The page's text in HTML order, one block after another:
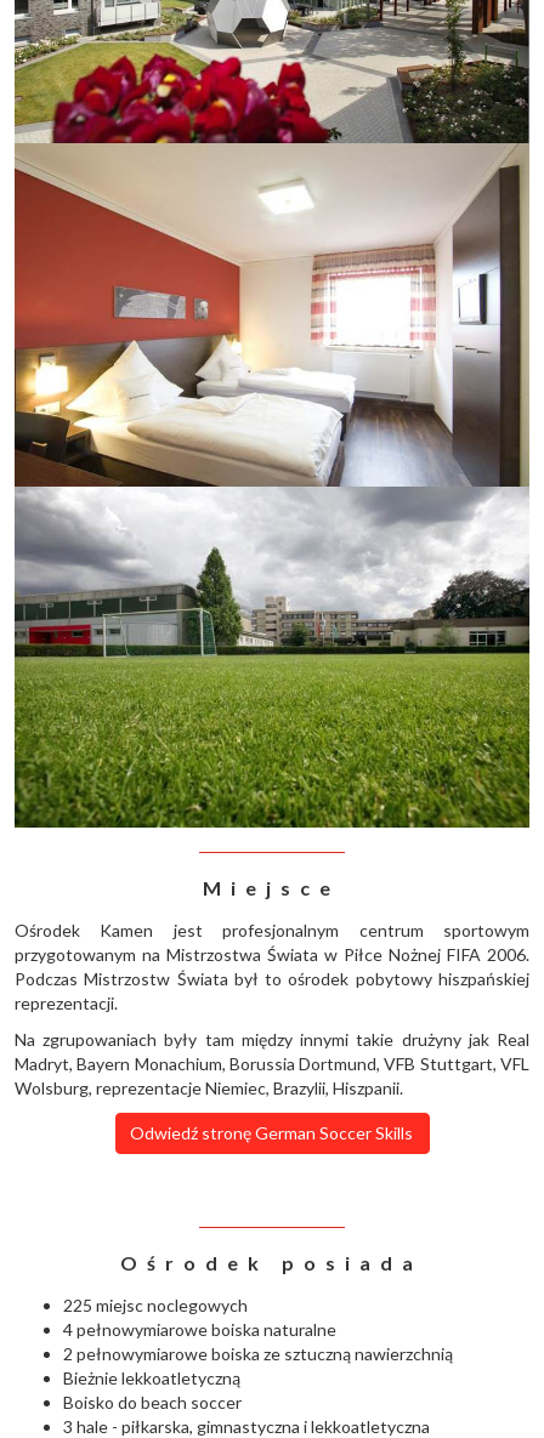
Miejsce
Ośrodek Kamen jest profesjonalnym centrum sportowym
przygotowanym na Mistrzostwa Świata w Piłce Nożnej FIFA 2006.
Podczas Mistrzostw Świata był to ośrodek pobytowy hiszpańskiej
reprezentacji.
Na zgrupowaniach były tam między innymi takie drużyny jak Real
Madryt, Bayern Monachium, Borussia Dortmund, VFB Stuttgart, VFL
Wolsburg, reprezentacje Niemiec, Brazylii, Hiszpanii.
Odwiedź stronę German Soccer Skills
Ośrodek posiada
225 miejsc noclegowych
4 pełnowymiarowe boiska naturalne
2 pełnowymiarowe boiska ze sztuczną nawierzchnią
Bieżnie lekkoatletyczną
Boisko do beach soccer
3 hale - piłkarska, gimnastyczna i lekkoatletyczna